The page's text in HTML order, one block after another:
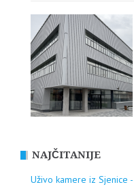
NAJČITANIJE
Uživo kamere iz Sjenice